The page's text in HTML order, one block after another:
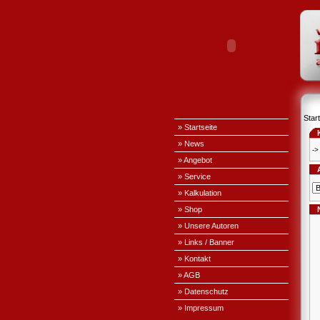
» Startseite
» News
» Angebot
» Service
» Kalkulation
» Shop
» Unsere Autoren
» Links / Banner
» Kontakt
» AGB
» Datenschutz
» Impressum
->